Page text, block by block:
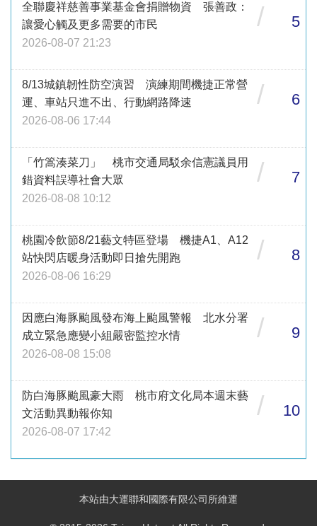
全聯慶祥慈善事業基金會捐贈物資 張善政：
讓愛心觸及更多需要的市民
2026-08-07 21:23
/ 5
8/13城鎮韌性防空演習 演練期間機捷正常營
運、車站只進不出、行動網路降速
2026-08-06 17:44
/ 6
「竹篙湊菜刀」 桃市交通局駁余信憲議員用
錯資料誤導社會大眾
2026-08-08 10:12
/ 7
桃園冷飲節8/21藝文特區登場 機捷A1、A12
站快閃店暖身活動即日搶先開跑
2026-08-06 16:29
/ 8
因應白海豚颱風發布海上颱風警報 北水分署
成立緊急應變小組嚴密監控水情
2026-08-08 15:08
/ 9
防白海豚颱風豪大雨 桃市府文化局本週末藝
文活動異動報你知
2026-08-07 17:42
/ 10
本站由大運聯和國際有限公司所維運